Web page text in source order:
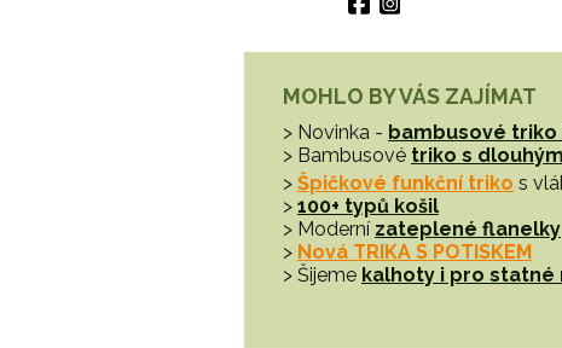
MOHLO BY VÁS ZAJÍMAT
> Novinka - bambusové triko
> Bambusové triko s
> Špičkové funkční triko s
> 100+ typů košil
> Moderní zateplené flanelky
> Nová TRIKA S POTISKEM
> Šijeme kalhoty i pro statné